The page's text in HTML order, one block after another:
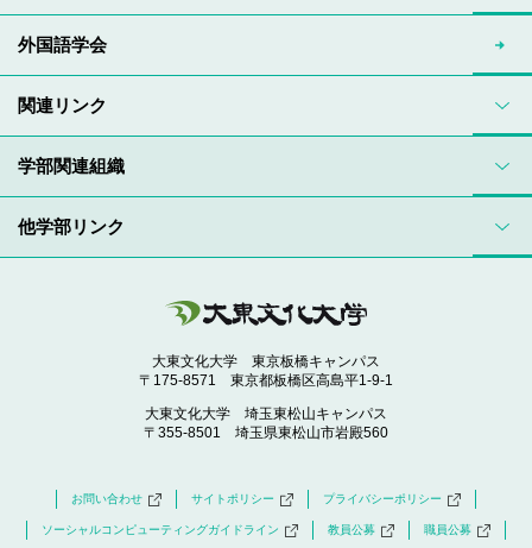
学部関連組織
他学部リンク
大東文化大学 東京板橋キャンパス
〒175-8571 東京都板橋区高島平1-9-1
大東文化大学 埼玉東松山キャンパス
〒355-8501 埼玉県東松山市岩殿560
お問い合わせ サイトポリシー プライバシーポリシー
ソーシャルコンピューティングガイドライン 教員公募 職員公募
外国語学会
関連リンク